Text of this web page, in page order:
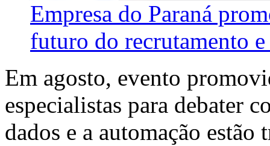
Empresa do Paraná
futuro do recrutamento
Em agosto, evento
especialistas para debater
dados e a automação estão